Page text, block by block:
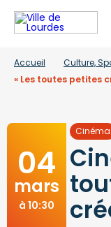
Accueil Culture,
« Les toutes petites
04
mars
à 10:30
Cinéma